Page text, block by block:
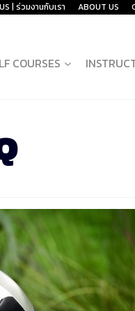
| ร่วมงานกับเรา ABOUT US
COURSES